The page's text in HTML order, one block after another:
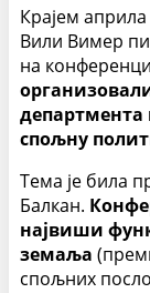
Крајем
Вили Вимер
на
департмента
спољну
Тема је била
Балкан.
највиши
земаља
спољних